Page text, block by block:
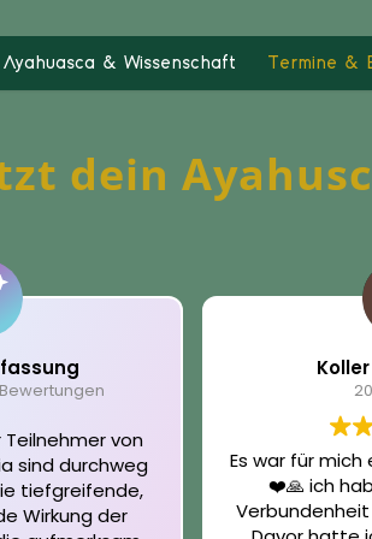
Ayahuasca & Wissenschaft Termine &
dein
Teilnehmer von
sind durchweg
tiefgreifende,
Wirkung der
Es war für mich
❤️🙏 ich